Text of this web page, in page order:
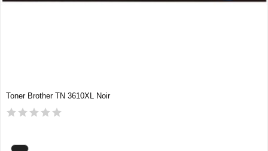
Toner Brother TN 3610XL Noir